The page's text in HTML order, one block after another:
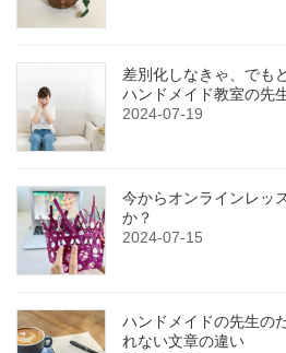
差別化しなきゃ、でも
ハンドメイド教室の先
2024-07-19
今からオンラインレッ
か？
2024-07-15
ハンドメイドの先生の
れない文章の違い